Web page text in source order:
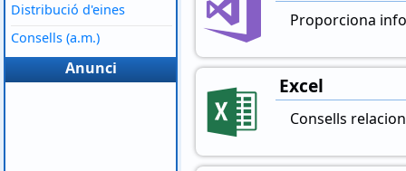
Proporciona
Excel
Consells
Distribució d'eines
Consells (a.m.)
Anunci